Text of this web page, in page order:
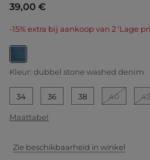
39,00 €
-15% extra bij aankoop van 2 ‘Lage
geselecteerd
Kleur: dubbel stone washed denim
34 36 38 40 42
Maattabel
Zie beschikbaarheid in winkel